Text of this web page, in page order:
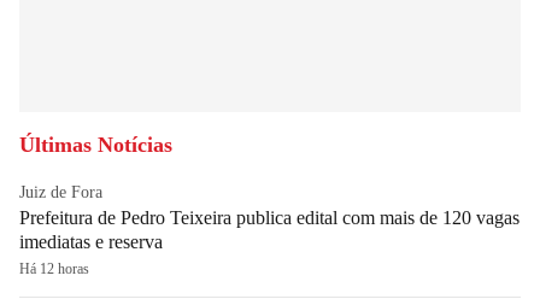
Últimas Notícias
Juiz de Fora
Prefeitura de Pedro Teixeira publica edital com mais de 120 vagas
imediatas e reserva
Há 12 horas